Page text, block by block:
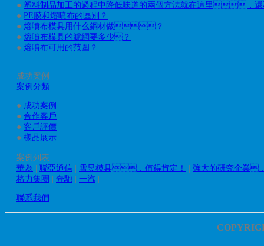
● 塑料制品加工的過程中降低味道的兩個方法就在這里，還
● PE膜和熔噴布的區別？
● 熔噴布模具用什么鋼材做？
● 熔噴布模具的濾網要多少？
● 熔噴布可用的范圍？
成功案例
案例分類
● 成功案例
● 合作客戶
● 客戶評價
● 樣品展示
案例列表
華為
聯亞通信 雪昱模具，值得肯定！
強大的研究企業
格力集團
奔馳 一汽
聯系我們